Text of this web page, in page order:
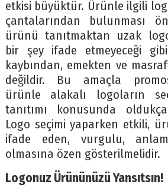
etkisi büyüktür. Ürünle ilgili
çantalarından bulunması
ürünü tanıtmaktan uzak
bir şey ifade etmeyeceği
kaybından, emekten ve
değildir. Bu amaçla
ürünle alakalı logoların
tanıtımı konusunda
Logo seçimi yaparken etkili,
ifade eden, vurgulu,
olmasına özen gösterilmelidir.
Logonuz Ürününüzü Yansıtsın!